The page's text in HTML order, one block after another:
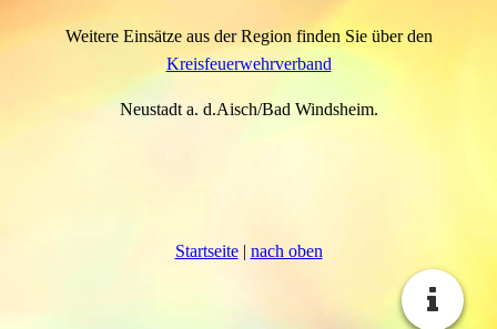
Weitere Einsätze aus der Region finden Sie über den
Kreisfeuerwehrverband
Neustadt a. d.Aisch/Bad Windsheim.
Startseite| nach oben